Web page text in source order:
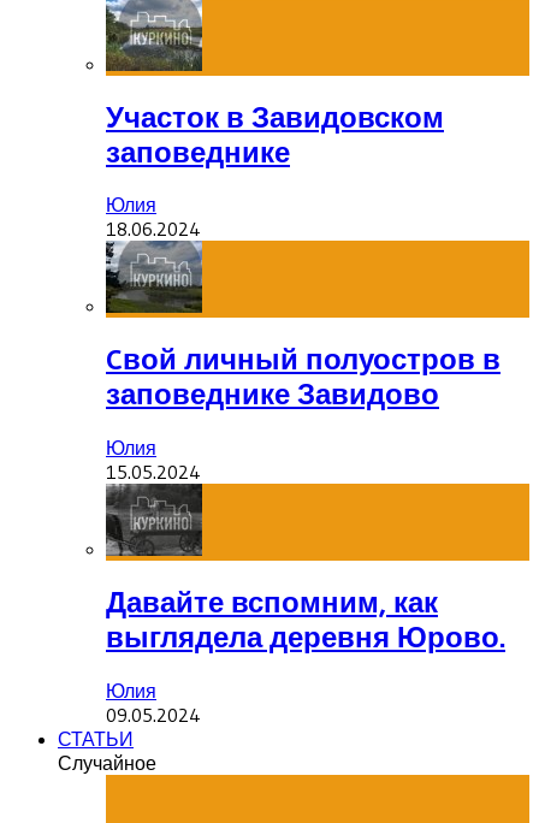
Участок в Завидовском
заповеднике
Юлия
18.06.2024
Cвой личный полуостров в
заповеднике Завидово
Юлия
15.05.2024
Давайте вспомним, как
выглядела деревня Юрово.
Юлия
09.05.2024
СТАТЬИ
Случайное